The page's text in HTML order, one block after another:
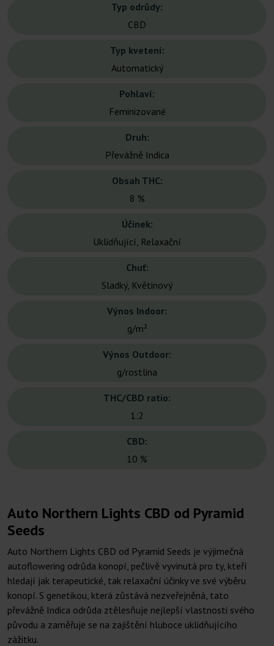
Typ odrůdy:
CBD
Typ kvetení:
Automatický
Pohlaví:
Feminizované
Druh:
Převážně Indica
Obsah THC:
8 %
Účinek:
Uklidňující, Relaxační
Chuť:
Sladký, Květinový
Výnos Indoor:
g/m²
Výnos Outdoor:
g/rostlina
THC/CBD ratio:
1:2
CBD:
10 %
Auto Northern Lights CBD od Pyramid
Seeds
Auto Northern Lights CBD od Pyramid Seeds je výjimečná
autoflowering odrůda konopí, pečlivě vyvinutá pro ty, kteří
hledají jak terapeutické, tak relaxační účinky ve své výběru
konopí. S genetikou, která zůstává nezveřejněná, tato
převážně Indica odrůda ztělesňuje nejlepší vlastnosti svého
původu a zaměřuje se na zajištění hluboce uklidňujícího
zážitku.